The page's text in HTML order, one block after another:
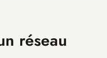
réseau